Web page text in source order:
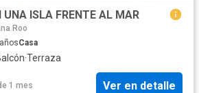
UNA ISLA FRENTE AL MAR
Roo
Casa
·Terraza
1 mes Ver en detalle